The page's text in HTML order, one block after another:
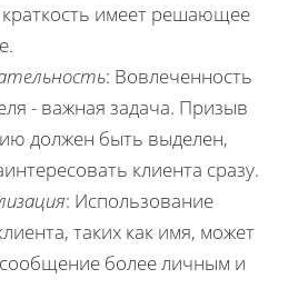
краткость имеет решающее
: Вовлеченность
- важная задача. Призыв
должен быть выделен,
клиента сразу.
: Использование
таких как имя, может
сообщение более личным и